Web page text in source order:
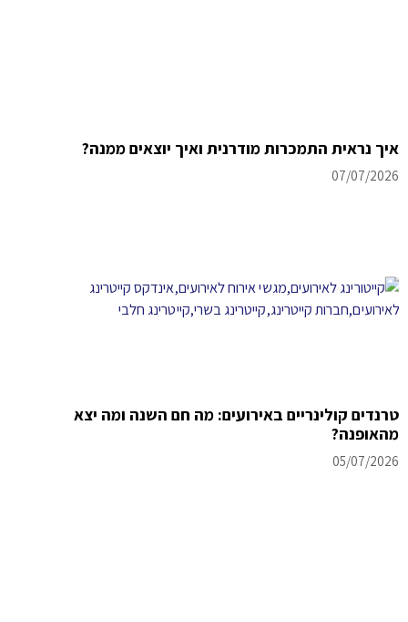
איך נראית התמכרות מודרנית ואיך יוצאים ממנה?
07/07/2026
טרנדים קולינריים באירועים: מה חם השנה ומה יצא
מהאופנה?
05/07/2026